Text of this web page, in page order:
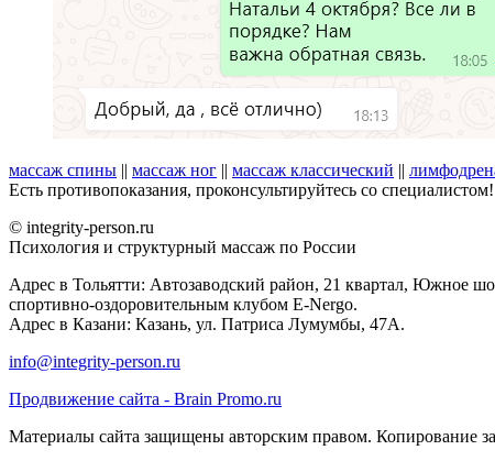
массаж спины || массаж ног || массаж классический ||
Есть противопоказания, проконсультируйтесь со специалистом!
© integrity-person.ru
Психология и структурный массаж по России
Адрес в Тольятти: Автозаводский район, 21 квартал, Южное
спортивно-оздоровительным клубом E-Nergo.
Адрес в Казани: Казань, ул. Патриса Лумумбы, 47А.
info@integrity-person.ru
Продвижение сайта - Brain Promo.ru
Материалы сайта защищены авторским правом. Копирование